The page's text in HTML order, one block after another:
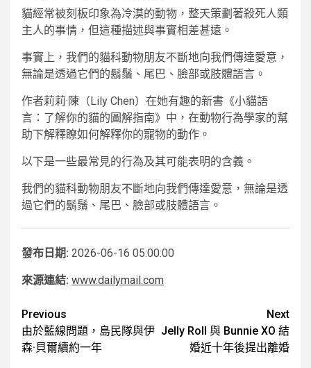
貓經常被刻板印象為冷漠的動物，整天策劃著殺死人類
主人的事情，但這種描述與事實相差甚遠。
事實上，我們的貓科動物朋友不斷地向我們傳達愛意，
無論是透過它們的鬍鬚、尾巴、臉部或肢體語言。
作者莉莉·陳（Lily Chen）在她有趣的新書《小貓語
言：了解你的貓的圖解指南》中，在動物行為學家的幫
助下解釋瞭如何解釋你的寵物的動作。
以下是一些最常見的行為及其可能表明的含義。
我們的貓科動物朋友不斷地向我們傳達愛意，無論是透
過它們的鬍鬚、尾巴、臉部或肢體語言。
發布日期: 2026-06-16 05:00:00
來源連結: www.dailymail.com
Post
navigation
Previous
由於藍線問題，島民隊與伊
森·貝爾續約一年
Next
Jelly Roll 與 Bunnie XO 結
婚近十年後提出離婚